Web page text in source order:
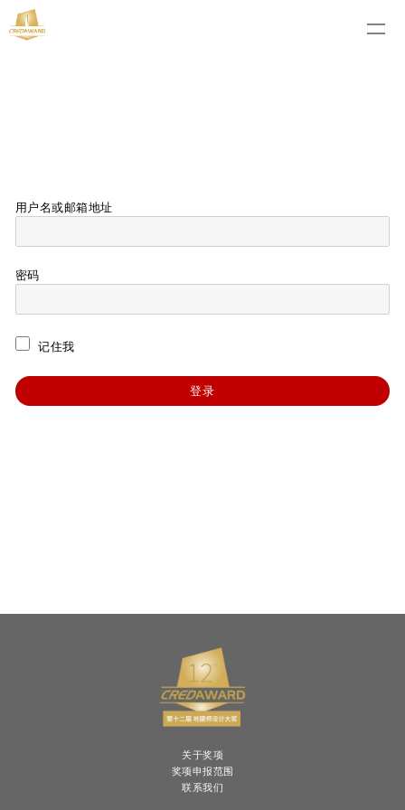
用户名或邮箱地址
密码
记住我
关于奖项
奖项申报范围
联系我们